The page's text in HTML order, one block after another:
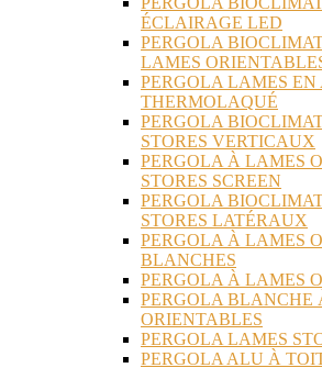
ÉCLAIRAGE LED
PERGOLA
LAMES
PERGOLA LAMES EN
THERMOLAQUÉ
PERGOLA
STORES VERTICAUX
PERGOLA À LAMES
STORES SCREEN
PERGOLA
STORES LATÉRAUX
PERGOLA À LAMES
BLANCHES
PERGOLA À LAMES
PERGOLA BLANCHE
ORIENTABLES
PERGOLA LAMES
PERGOLA ALU À